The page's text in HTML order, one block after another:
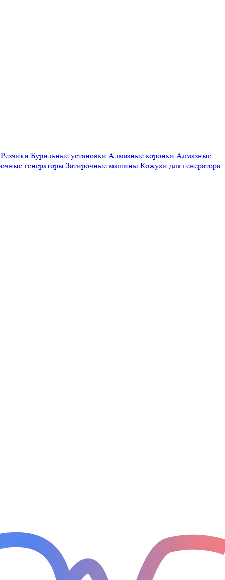
Резчики Бурильные установки Алмазные коронки Алмазные
генераторы Затирочные машины Кожухи для генератора